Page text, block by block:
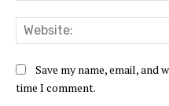
Save my name, email,
time I comment.